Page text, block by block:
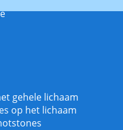
gehele lichaam
op het lichaam